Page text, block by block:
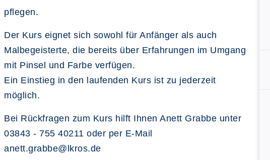
pflegen.
Der Kurs eignet sich sowohl für Anfänger als auch
Malbegeisterte, die bereits über Erfahrungen im Umgang
mit Pinsel und Farbe verfügen.
Ein Einstieg in den laufenden Kurs ist zu jederzeit
möglich.
Bei Rückfragen zum Kurs hilft Ihnen Anett Grabbe unter
03843 - 755 40211 oder per E-Mail
anett.grabbe@lkros.de